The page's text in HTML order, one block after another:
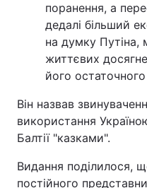
поранення, а
дедалі більший
на думку
життєвих
його остаточного
Він назвав
використання
Балтії "казками".
Видання поділилося,
постійного